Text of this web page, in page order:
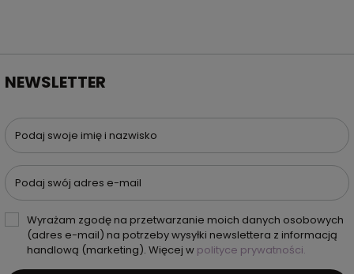
NEWSLETTER
Podaj swoje imię i nazwisko
Podaj swój adres e-mail
Wyrażam zgodę na przetwarzanie moich danych osobowych
(adres e-mail) na potrzeby wysyłki newslettera z informacją
handlową (marketing). Więcej w polityce prywatności.